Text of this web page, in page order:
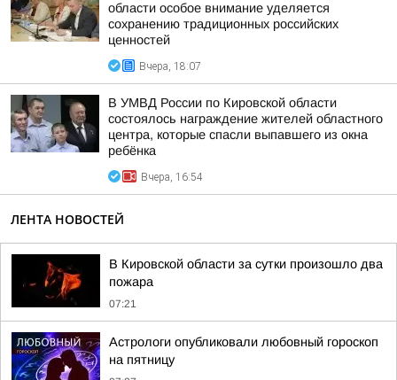
области особое внимание уделяется
сохранению традиционных российских
ценностей
Вчера, 18:07
В УМВД России по Кировской области
состоялось награждение жителей областного
центра, которые спасли выпавшего из окна
ребёнка
Вчера, 16:54
ЛЕНТА НОВОСТЕЙ
В Кировской области за сутки произошло два
пожара
07:21
Астрологи опубликовали любовный гороскоп
на пятницу